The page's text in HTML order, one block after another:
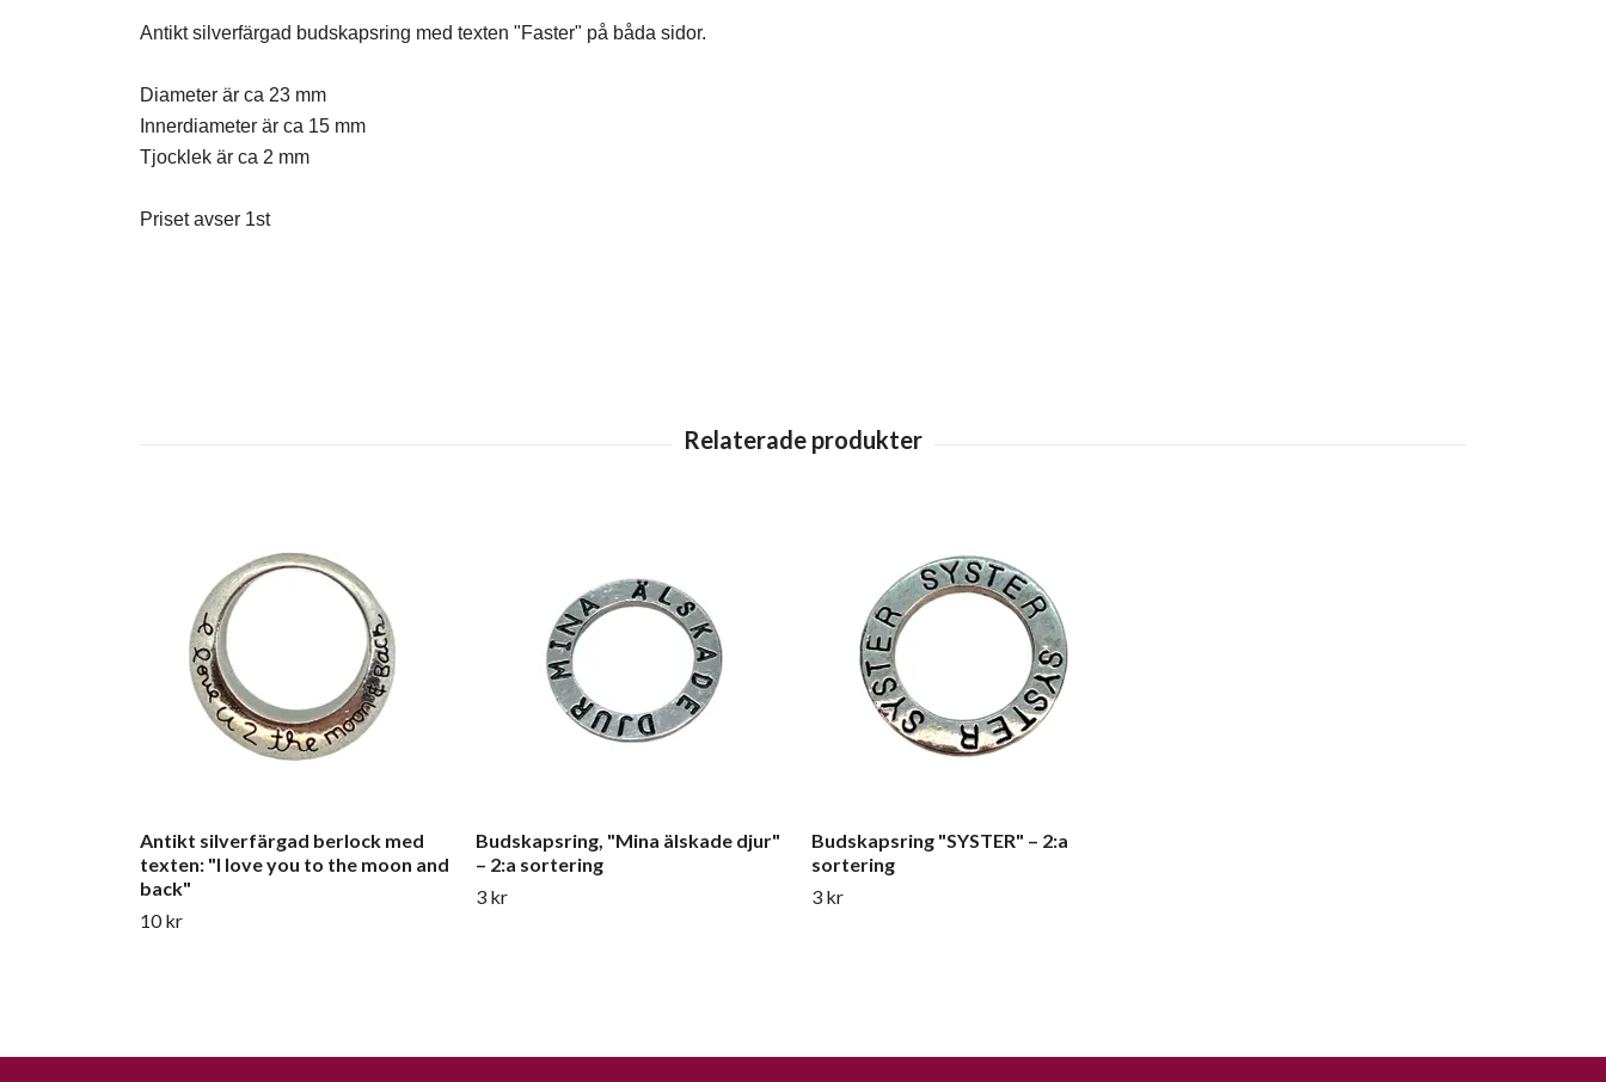
Antikt silverfärgad budskapsring med texten "Faster" på båda sidor.
Diameter är ca 23 mm
Innerdiameter är ca 15 mm
Tjocklek är ca 2 mm
Priset avser 1st
Antikt silverfärgad berlock med
texten: "I love you to the moon and
back"
10 kr
Budskapsring, "Mina älskade djur"
– 2:a sortering
3 kr
Budskapsring "SYSTER" – 2:a
sortering
3 kr